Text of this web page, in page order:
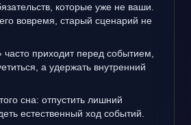
которые уже не ваши.
вовремя, старый сценарий не
часто приходит перед событием,
а удержать внутренний
сна: отпустить лишний
естественный ход событий.